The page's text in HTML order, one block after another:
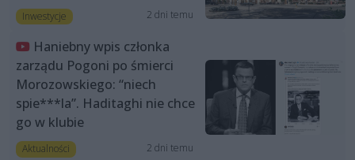
Inwestycje 2 dni temu
Haniebny wpis członka
zarządu Pogoni po śmierci
Morozowskiego: “niech
spie***la”. Haditaghi nie chce
go w klubie
Aktualności 2 dni temu